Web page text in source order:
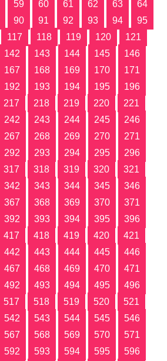
59 60 61 62 63
64
90 91 92 93 94
95
117 118 119 120
121
142 143 144 145
146
167 168 169 170
171
192 193 194 195
196
217 218 219 220
221
242 243 244 245
246
267 268 269 270
271
292 293 294 295
296
317 318 319 320
321
342 343 344 345
346
367 368 369 370
371
392 393 394 395
396
417 418 419 420
421
442 443 444 445
446
467 468 469 470
471
492 493 494 495
496
517 518 519 520
521
542 543 544 545
546
567 568 569 570
571
592 593 594 595
596